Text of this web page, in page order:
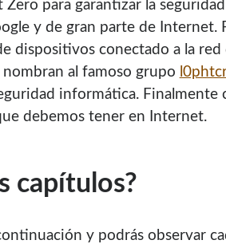
para garantizar la
y de gran parte de Internet.
dispositivos conectado a la red
al famoso grupo
informática. Finalmente
debemos tener en Internet.
capítulos?
y podrás observar